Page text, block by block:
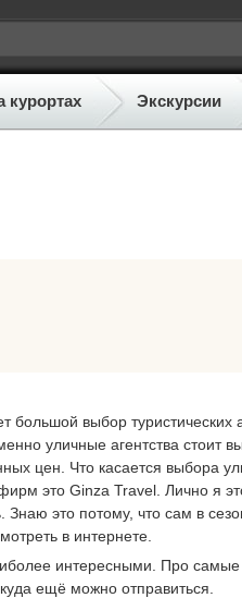
курортах Экскурсии
выбор туристических
уличные агентства стоит
цен. Что касается выбора
это Ginza Travel. Лично я
это потому, что сам в
в интернете.
интересными. Про
ещё можно отправиться.